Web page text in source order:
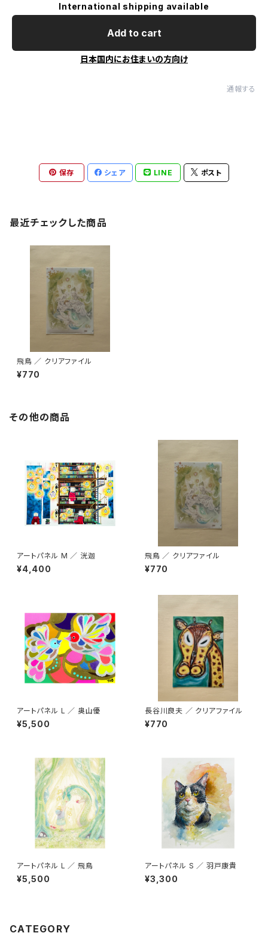
International shipping available
Add to cart
日本国内にお住まいの方向け
通報する
保存 シェア LINE ポスト
最近チェックした商品
飛鳥 ／ クリアファイル
¥770
その他の商品
アートパネル M ／ 洸迦
¥4,400
飛鳥 ／ クリアファイル
¥770
アートパネル L ／ 奥山優
¥5,500
長谷川良夫 ／ クリアファイル
¥770
アートパネル L ／ 飛鳥
¥5,500
アートパネル S ／ 羽戸康貴
¥3,300
CATEGORY